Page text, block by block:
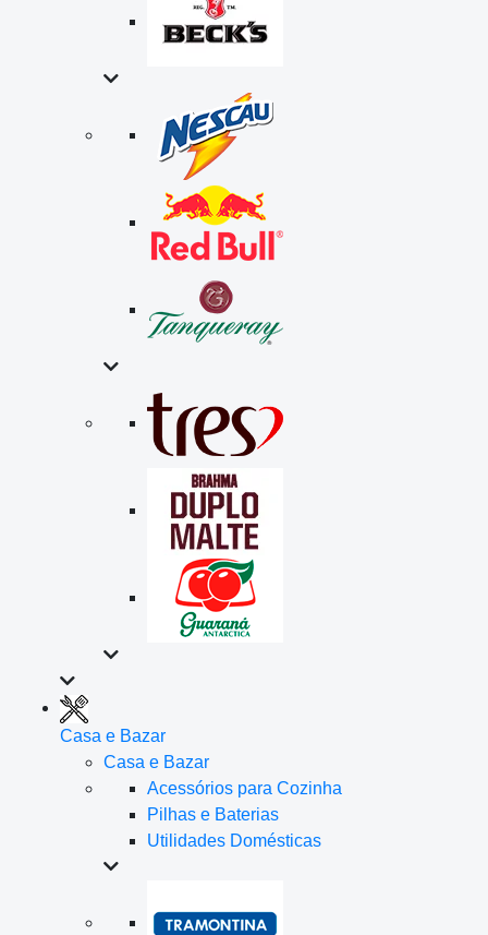
Casa e Bazar
Casa e Bazar
Acessórios para Cozinha
Pilhas e Baterias
Utilidades Domésticas